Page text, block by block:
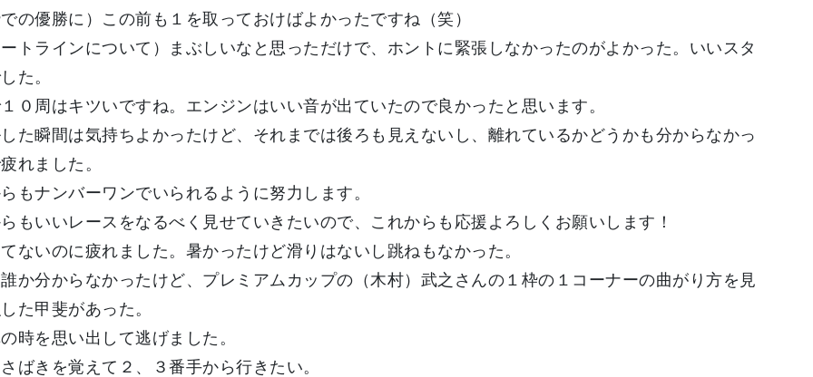
の優勝に）この前も１を取っておけばよかったですね（笑）
トラインについて）まぶしいなと思っただけで、ホントに緊張しなかったのがよかった。いいスタ
た。
０周はキツいですね。エンジンはいい音が出ていたので良かったと思います。
た瞬間は気持ちよかったけど、それまでは後ろも見えないし、離れているかどうかも分からなかっ
れました。
もナンバーワンでいられるように努力します。
もいいレースをなるべく見せていきたいので、これからも応援よろしくお願いします！
ないのに疲れました。暑かったけど滑りはないし跳ねもなかった。
か分からなかったけど、プレミアムカップの（木村）武之さんの１枠の１コーナーの曲がり方を見
た甲斐があった。
時を思い出して逃げました。
ばきを覚えて２、３番手から行きたい。